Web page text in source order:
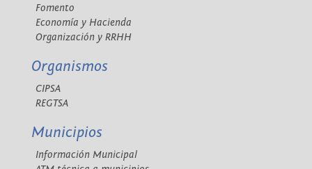
Fomento
Economía y Hacienda
Organización y RRHH
Organismos
CIPSA
REGTSA
Municipios
Información Municipal